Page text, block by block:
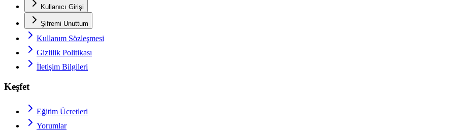
Kullanıcı Girişi
Şifremi Unuttum
Kullanım Sözleşmesi
Gizlilik Politikası
İletişim Bilgileri
Keşfet
Eğitim Ücretleri
Yorumlar